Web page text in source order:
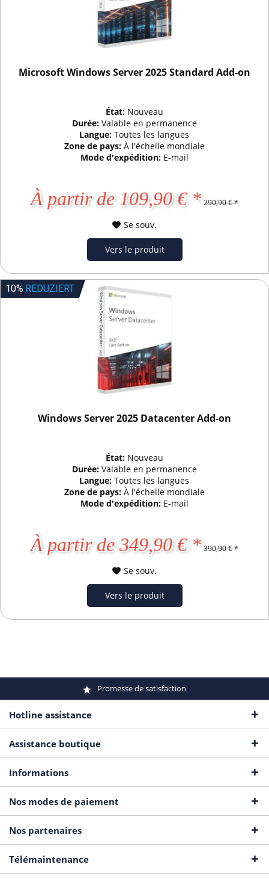
Microsoft Windows Server 2025 Standard Add-on
État: Nouveau
Durée: Valable en permanence
Langue:Toutes les langues
Zone de pays: À l'échelle mondiale
Mode d'expédition: E-mail
À partir de 109,90 € * 290,90 € *
Se souv.
Vers le produit
10% REDUZIERT
Windows Server 2025 Datacenter Add-on
État: Nouveau
Durée: Valable en permanence
Langue:Toutes les langues
Zone de pays: À l'échelle mondiale
Mode d'expédition: E-mail
À partir de 349,90 € * 390,90 € *
Se souv.
Vers le produit
Promesse de satisfaction
Hotline assistance
Assistance boutique
Informations
Nos modes de paiement
Nos partenaires
Télémaintenance